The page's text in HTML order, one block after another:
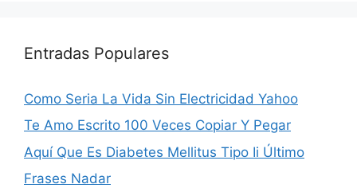
Entradas Populares
Como Seria La Vida Sin Electricidad Yahoo
Te Amo Escrito 100 Veces Copiar Y Pegar
Aquí Que Es Diabetes Mellitus Tipo Ii Último
Frases Nadar